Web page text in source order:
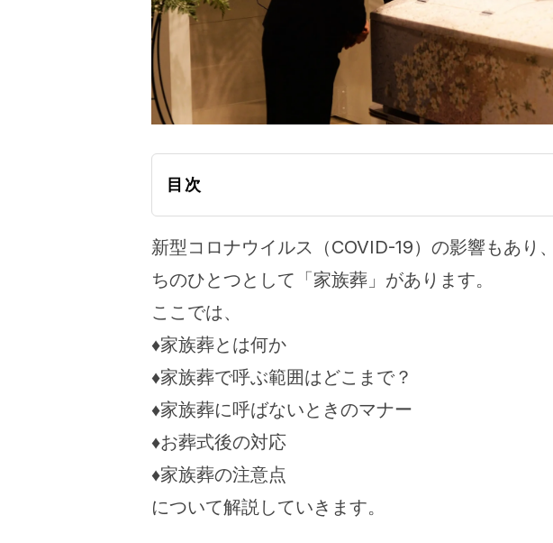
目次
新型コロナウイルス（COVID-19）の影響もあり
ちのひとつとして「家族葬」があります。
ここでは、
♦家族葬とは何か
♦家族葬で呼ぶ範囲はどこまで？
♦家族葬に呼ばないときのマナー
♦お葬式後の対応
♦家族葬の注意点
について解説していきます。